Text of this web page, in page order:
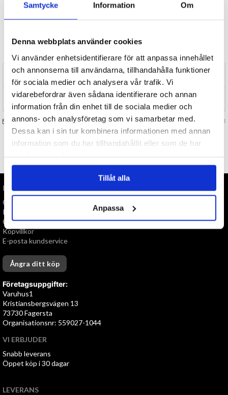
Samtycke Information Om
Denna webbplats använder cookies
Vi använder enhetsidentifierare för att anpassa innehållet
och annonserna till användarna, tillhandahålla funktioner
för sociala medier och analysera vår trafik. Vi
vidarebefordrar även sådana identifierare och annan
information från din enhet till de sociala medier och
annons- och analysföretag som vi samarbetar med.
Dessa kan i sin tur kombinera informationen med annan
information som du har tillhandahållit eller som de har
Tillåt alla
Anpassa
BEVAKA
Tillfälligt Slut
RECENSIONER (0)
TIPSA
FRÅGA OSS OM VARAN Art. nr 129883
INFORMATION
Om oss
Personuppgiftspolicy
Cookies
Köpvillkor
E-posta kundservice
Ångra ditt köp
Företagsuppgifter:
Varuhus1
Kristiansbergsvägen 13
73730 Fagersta
Organisationsnr: 559027-1044
VI ERBJUDER
Snabb leverans
Öppet köp i 30 dagar
LEVERANS